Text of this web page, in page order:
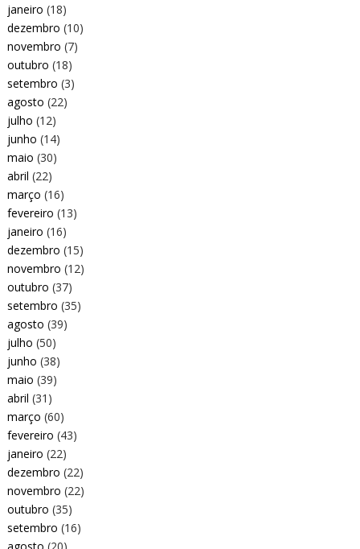
janeiro (18)
dezembro (10)
novembro (7)
outubro (18)
setembro (3)
agosto (22)
julho (12)
junho (14)
maio (30)
abril (22)
março (16)
fevereiro (13)
janeiro (16)
dezembro (15)
novembro (12)
outubro (37)
setembro (35)
agosto (39)
julho (50)
junho (38)
maio (39)
abril (31)
março (60)
fevereiro (43)
janeiro (22)
dezembro (22)
novembro (22)
outubro (35)
setembro (16)